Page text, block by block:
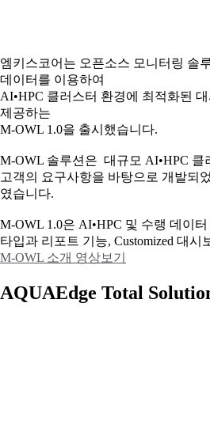
엠키스코어는 오픈소스 모니터링 솔
데이터를 이용하여
AI•HPC 클러스터 환경에 최적화된
제공하는
M-OWL 1.0을 출시했습니다.
M-OWL 솔루션은 대규모 AI•HPC 클
고객의 요구사항을 바탕으로 개발되
였습니다.
M-OWL 1.0은 AI•HPC 및 수랭 데이
타입과 리포트 기능, Customized 대시
M-OWL 소개 영상보기
AQUAEdge Total